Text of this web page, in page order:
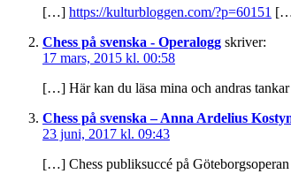
[…] https://kulturbloggen.com/?p=60151
Chess på svenska - Operalogg skriver:
17 mars, 2015 kl. 00:58
[…] Här kan du läsa mina och andras
Chess på svenska – Anna Ardelius
23 juni, 2017 kl. 09:43
[…] Chess publiksuccé på